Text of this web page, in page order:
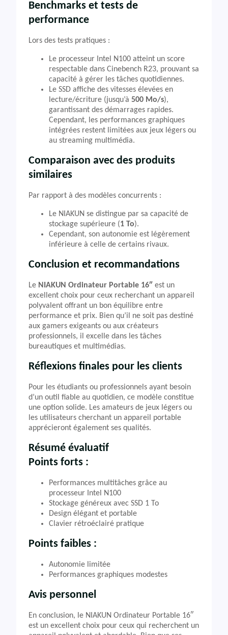
Benchmarks et tests de
performance
Lors des tests pratiques :
Le processeur Intel N100 atteint un score
respectable dans Cinebench R23, prouvant sa
capacité à gérer les tâches quotidiennes.
Le SSD affiche des vitesses élevées en
lecture/écriture (jusqu’à 500 Mo/s),
garantissant des démarrages rapides.
Cependant, les performances graphiques
intégrées restent limitées aux jeux légers ou
au streaming multimédia.
Comparaison avec des produits
similaires
Par rapport à des modèles concurrents :
Le NIAKUN se distingue par sa capacité de
stockage supérieure (1 To).
Cependant, son autonomie est légèrement
inférieure à celle de certains rivaux.
Conclusion et recommandations
Le NIAKUN Ordinateur Portable 16″ est un
excellent choix pour ceux recherchant un appareil
polyvalent offrant un bon équilibre entre
performance et prix. Bien qu’il ne soit pas destiné
aux gamers exigeants ou aux créateurs
professionnels, il excelle dans les tâches
bureautiques et multimédias.
Réflexions finales pour les clients
Pour les étudiants ou professionnels ayant besoin
d’un outil fiable au quotidien, ce modèle constitue
une option solide. Les amateurs de jeux légers ou
les utilisateurs cherchant un appareil portable
apprécieront également ses qualités.
Résumé évaluatif
Points forts :
Performances multitâches grâce au
processeur Intel N100
Stockage généreux avec SSD 1 To
Design élégant et portable
Clavier rétroéclairé pratique
Points faibles :
Autonomie limitée
Performances graphiques modestes
Avis personnel
En conclusion, le NIAKUN Ordinateur Portable 16″
est un excellent choix pour ceux qui recherchent un